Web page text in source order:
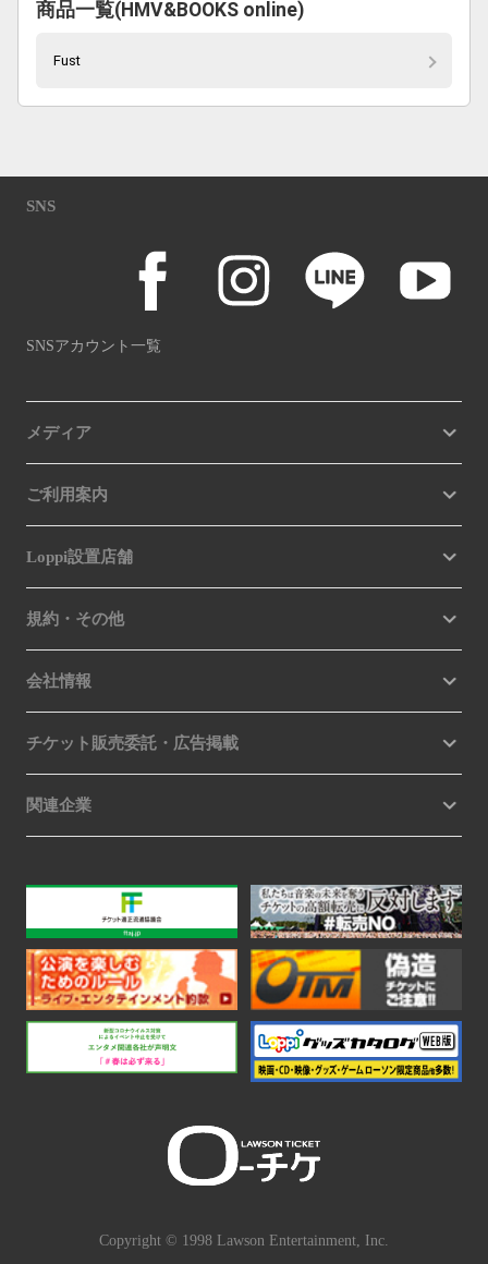
商品一覧(HMV&BOOKS online)
Fust
SNS
SNSアカウント一覧
メディア
ご利用案内
Loppi設置店舗
規約・その他
会社情報
チケット販売委託・広告掲載
関連企業
Copyright © 1998 Lawson Entertainment, Inc.